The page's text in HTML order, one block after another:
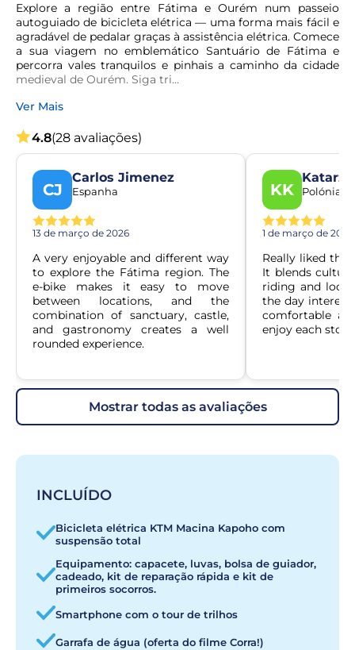
Explore a região entre Fátima e Ourém num passeio
autoguiado de bicicleta elétrica — uma forma mais fácil e
agradável de pedalar graças à assistência elétrica. Comece
a sua viagem no emblemático Santuário de Fátima e
percorra vales tranquilos e pinhais a caminho da cidade
medieval de Ourém. Siga tri...
Ver Mais
4.8(28 avaliações)
CJ
Carlos Jimenez
Espanha
13 de março de 2026
A very enjoyable and different way
to explore the Fátima region. The
e-bike makes it easy to move
between locations, and the
combination of sanctuary, castle,
and gastronomy creates a well
rounded experience.
KK Polónia
1 de março de 2026
Really liked the
It blends
riding and
the day
comfortable
enjoy each stop.
mostrar todas as avaliações
INCLUÍDO
Bicicleta elétrica KTM Macina Kapoho com
suspensão total
Equipamento: capacete, luvas, bolsa de guiador,
cadeado, kit de reparação rápida e kit de
primeiros socorros.
Smartphone com o tour de trilhos
Garrafa de água (oferta do filme Corra!)